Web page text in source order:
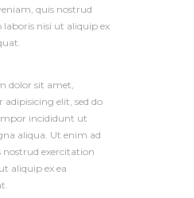
quis nostrud
nisi ut aliquip ex
dolor sit amet,
adipisicing elit, sed do
incididunt ut
aliqua. Ut enim ad
exercitation
aliquip ex ea